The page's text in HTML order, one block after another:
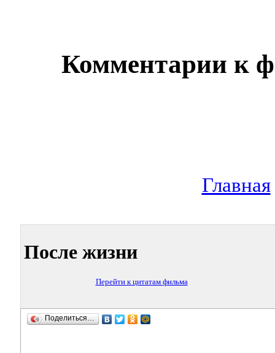
Комментарии к
Главная
После жизни
Перейти к цитатам фильма
Поделиться…